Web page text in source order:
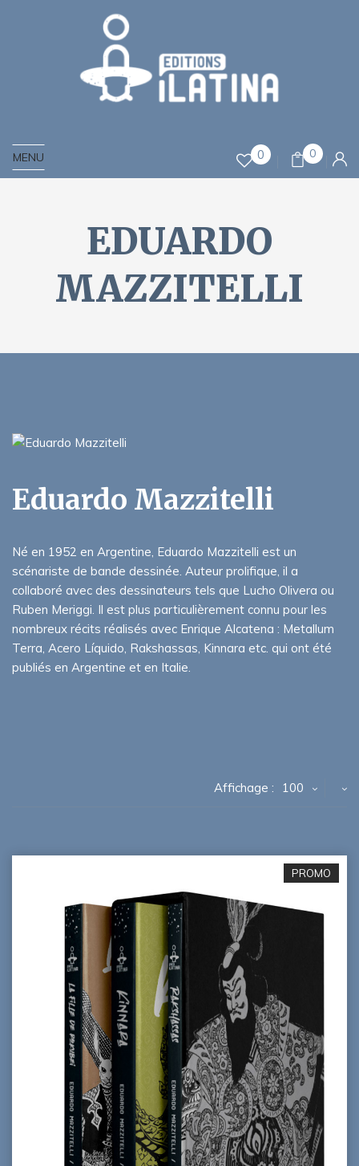
MENU 0 0
EDUARDO
MAZZITELLI
Eduardo Mazzitelli
Né en 1952 en Argentine, Eduardo Mazzitelli est un
scénariste de bande dessinée. Auteur prolifique, il a
collaboré avec des dessinateurs tels que Lucho Olivera ou
Ruben Meriggi. Il est plus particulièrement connu pour les
nombreux récits réalisés avec Enrique Alcatena : Metallum
Terra, Acero Líquido, Rakshassas, Kinnara etc. qui ont été
publiés en Argentine et en Italie.
Affichage : 100
PROMO